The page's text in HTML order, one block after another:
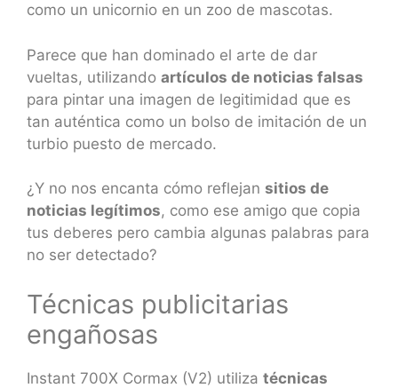
como un unicornio en un zoo de mascotas.
Parece que han dominado el arte de dar
vueltas, utilizando artículos de noticias falsas
para pintar una imagen de legitimidad que es
tan auténtica como un bolso de imitación de un
turbio puesto de mercado.
¿Y no nos encanta cómo reflejan sitios de
noticias legítimos, como ese amigo que copia
tus deberes pero cambia algunas palabras para
no ser detectado?
Técnicas publicitarias
engañosas
Instant 700X Cormax (V2) utiliza técnicas